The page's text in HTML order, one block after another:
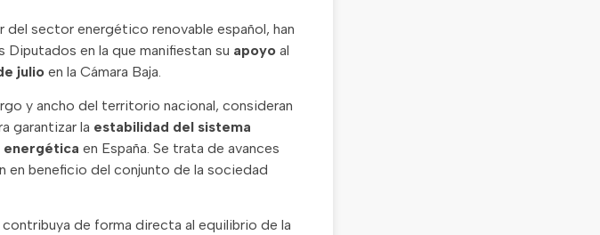
sector energético renovable español, han
en la que manifiestan su apoyo al
julio en la Cámara Baja
y ancho del territorio nacional, consideran
garantizar la estabilidad del sistema
energética en España. Se trata de avances
en beneficio del conjunto de la sociedad
de forma directa al equilibrio de la